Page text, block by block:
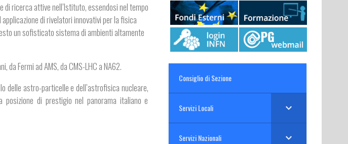
di ricerca attive nell’Istituto, essendosi nel tempo
di rivelatori innovativi per la fisica
un sofisticato sistema di ambienti altamente
Fermi ad AMS, da CMS-LHC a NA62.
delle astro-particelle e dell’astrofisica nucleare,
di prestigio nel panorama italiano e
Consiglio di Sezione
Servizi Locali
Servizi Nazionali